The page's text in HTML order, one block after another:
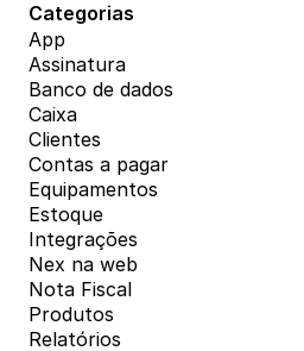
Categorias
App
Assinatura
Banco de dados
Caixa
Clientes
Contas a pagar
Equipamentos
Estoque
Integrações
Nex na web
Nota Fiscal
Produtos
Relatórios